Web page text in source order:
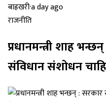
बाह्रखरी·a day ago
राजनीति
प्रधानमन्त्री शाह
संविधान संशोधन